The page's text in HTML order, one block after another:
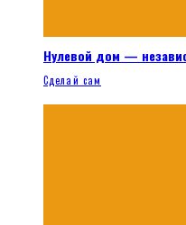
Нулевой дом —
Сделай сам